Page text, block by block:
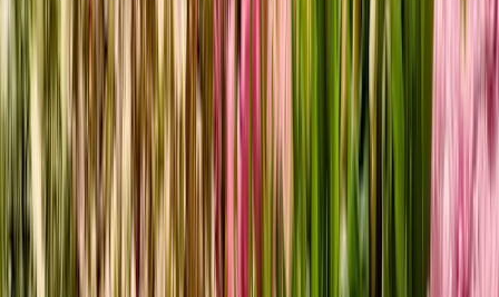
Sonnenblumen
Lilien
Alstromerien
Calla
Astern
Rosen